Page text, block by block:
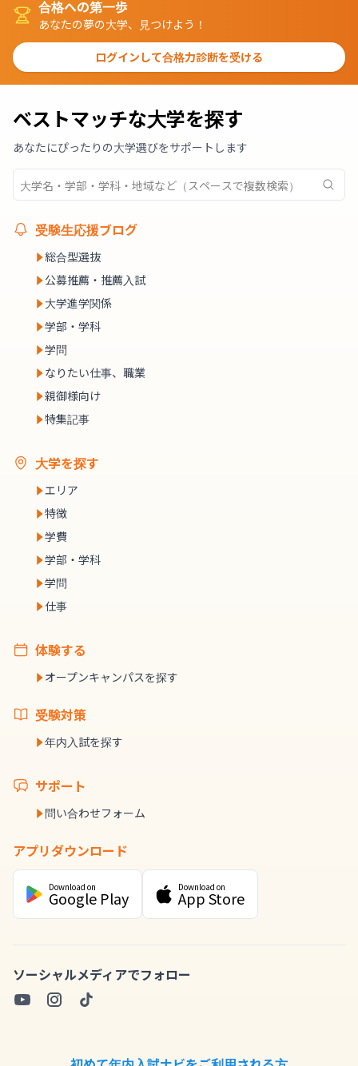
合格への第一歩
あなたの夢の大学、見つけよう！
ログインして合格力診断を受ける
ベストマッチな大学を探す
あなたにぴったりの大学選びをサポートします
受験生応援ブログ
総合型選抜
公募推薦・推薦入試
大学進学関係
学部・学科
学問
なりたい仕事、職業
親御様向け
特集記事
大学を探す
エリア
特徴
学費
学部・学科
学問
仕事
体験する
オープンキャンパスを探す
受験対策
年内入試を探す
サポート
問い合わせフォーム
アプリダウンロード
Download on
Google Play
Download on
App Store
ソーシャルメディアでフォロー